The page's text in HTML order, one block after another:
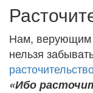
Нам, верующим
нельзя
«Ибо